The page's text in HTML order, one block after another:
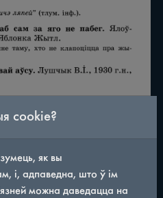
/ 290 ▶
раяны, не будзеш лаяны.
Заполле Кос. "Hi давай
cookie?
як вы
і, адпаведна, што ў ім
можна даведацца на